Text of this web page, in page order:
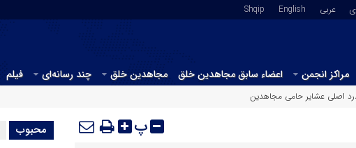
عربي English
Shqip
مراکز انجمن اعضاء سابق مجاهدین خلق مجاهدین خلق چند رسانه‌ای فیلم
اصلی عشایر حامی مجاهدین
پ محبوب